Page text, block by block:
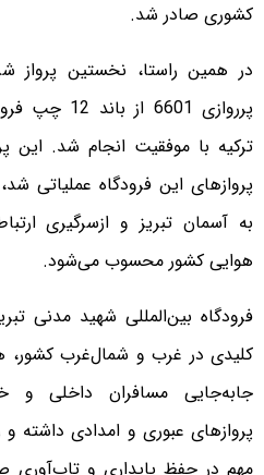
کشوری صادر شد.
در همین راستا، نخستین پرواز
پرروازی
پروازهای این فرودگاه عملیاتی
به آسمان تبریز و ازسرگیری
هوایی کشور محسوب می‌شود.
فرودگاه بین‌المللی شهید مدنی
کلیدی در غرب و شمال‌غرب کشور،
جابه‌جایی مسافران داخلی و
پروازهای عبوری و امدادی داشته
مهم در حفظ پایداری و تاب‌آوری